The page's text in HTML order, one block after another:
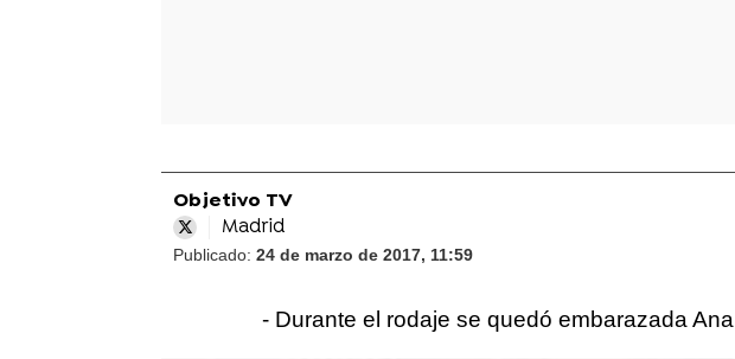
Objetivo TV
Madrid
Publicado: 24 de marzo de 2017, 11:59
- Durante el rodaje se quedó embarazada